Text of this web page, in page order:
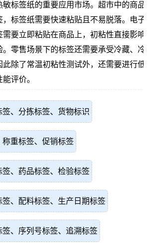
标签纸的重要应用市场。超市中的商品
标签纸需要快速粘贴且不易脱落。电子
要立即粘贴在商品上，初粘性直接影响
零售场景下的标签还需要承受冷藏、冷
除了常温初粘性测试外，还需要进行低
评价。
、分拣标签、货物标识
重标签、促销标签
签、药品标签、检验标签
、配料标签、生产日期标签
、序列号标签、追溯标签